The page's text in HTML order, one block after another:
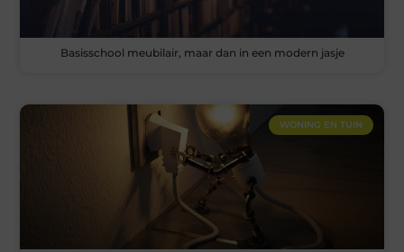
Basisschool meubilair, maar dan in een modern jasje
WONING EN TUIN